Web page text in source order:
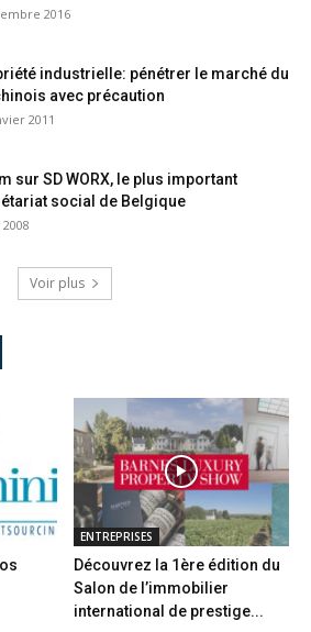
2016
industrielle: pénétrer le marché du
avec précaution
2011
sur SD WORX, le plus important
social de Belgique
Voir plus
ENTREPRISES
Découvrez la 1ère édition du
Salon de l’immobilier
international de prestige...